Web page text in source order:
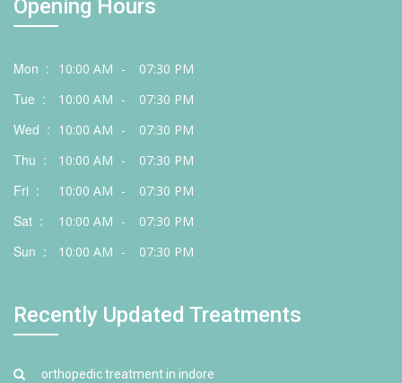
Opening Hours
Mon : 10:00 AM - 07:30 PM
Tue : 10:00 AM - 07:30 PM
Wed : 10:00 AM - 07:30 PM
Thu : 10:00 AM - 07:30 PM
Fri : 10:00 AM - 07:30 PM
Sat : 10:00 AM - 07:30 PM
Sun : 10:00 AM - 07:30 PM
Recently Updated Treatments
orthopedic treatment in indore